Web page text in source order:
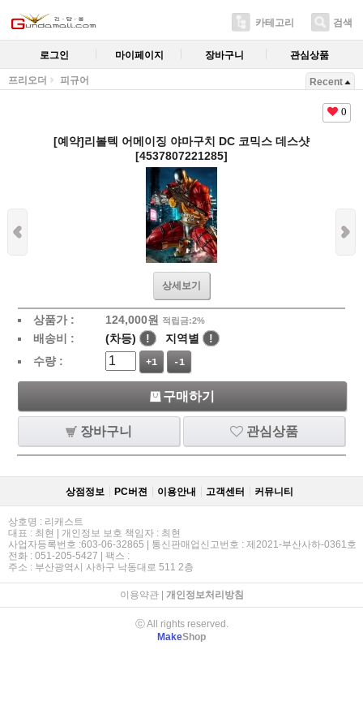
카테고리 검색
로그인 마이페이지 장바구니 관심상품
프리오더 피규어 Recent
0
[예약]리볼텍 어메이징 야마구치 DC 코믹스 데스샷
[4537807221285]
상세보기
상품가 : 124,000원 적립금:2%
배송비 : (차등) ! 지역별
!
수량 :
+1 -1
구매하기
장바구니 관심상품
상점정보 PC버젼 이용안내 고객센터 커뮤니티
상호명 : 리캐스트
대표 : 최현 | 개인정보 보호 책임자 : 최현
사업자등록번호 :603-06-32865 | 통신판매업신고번호 : 제2021-부산사하-0361호
전화 : 051-205-5427 | 팩스 :
주소 : 부산광역시 사하구 낙동대로 511 2층
이용약관| 개인정보처리방침
ⓒ All rights reserved.
MakeShop